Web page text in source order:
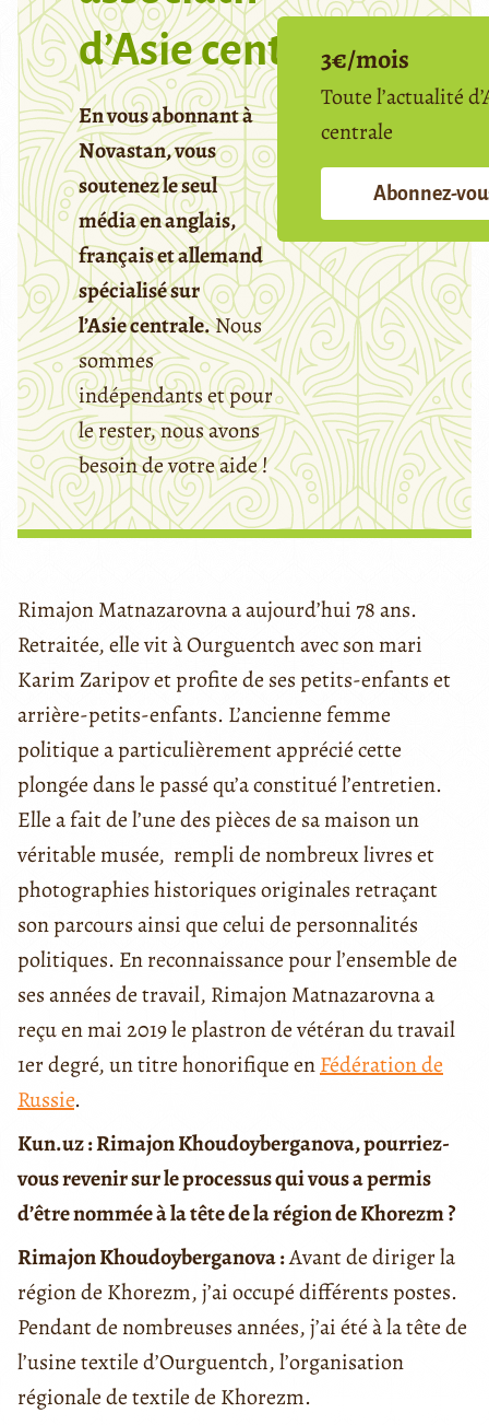
d’Asie centrale
En vous abonnant à
Novastan, vous
soutenez le seul
média en anglais,
français et allemand
spécialisé sur
l’Asie centrale.Nous
sommes
indépendants et pour
le rester, nous avons
besoin de votre aide !
3€/mois
Toute l’actualité
centrale
Abonnez-
Rimajon Matnazarovna a aujourd’hui 78 ans.
Retraitée, elle vit à Ourguentch avec son mari
Karim Zaripov et profite de ses petits-enfants et
arrière-petits-enfants. L’ancienne femme
politique a particulièrement apprécié cette
plongée dans le passé qu’a constitué l’entretien.
Elle a fait de l’une des pièces de sa maison un
véritable musée, rempli de nombreux livres et
photographies historiques originales retraçant
son parcours ainsi que celui de personnalités
politiques. En reconnaissance pour l’ensemble de
ses années de travail, Rimajon Matnazarovna a
reçu en mai 2019 le plastron de vétéran du travail
1er degré, un titre honorifique enFédération de
Russie.
Kun.uz : Rimajon Khoudoyberganova, pourriez-
vous revenir sur le processus qui vous a permis
d’être nommée à la tête de la région de Khorezm ?
Rimajon Khoudoyberganova :Avant de diriger la
région de Khorezm, j’ai occupé différents postes.
Pendant de nombreuses années, j’ai été à la tête de
l’usine textile d’Ourguentch, l’organisation
régionale de textile de Khorezm.